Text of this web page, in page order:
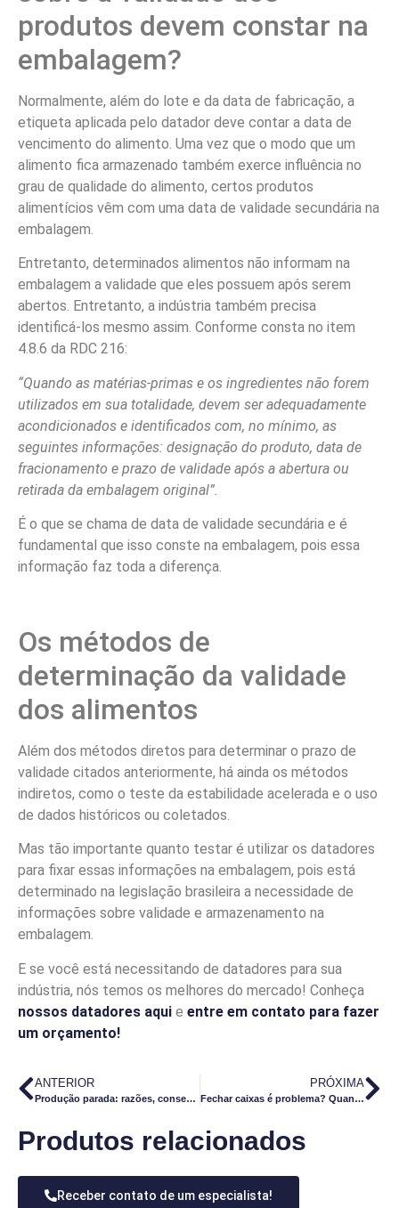
produtos devem constar na
embalagem?
Normalmente, além do lote e da data de fabricação, a
etiqueta aplicada pelo datador deve contar a data de
vencimento do alimento. Uma vez que o modo que um
alimento fica armazenado também exerce influência no
grau de qualidade do alimento, certos produtos
alimentícios vêm com uma data de validade secundária na
embalagem.
Entretanto, determinados alimentos não informam na
embalagem a validade que eles possuem após serem
abertos. Entretanto, a indústria também precisa
identificá-los mesmo assim. Conforme consta no item
4.8.6 da RDC 216:
“Quando as matérias-primas e os ingredientes não forem
utilizados em sua totalidade, devem ser adequadamente
acondicionados e identificados com, no mínimo, as
seguintes informações: designação do produto, data de
fracionamento e prazo de validade após a abertura ou
retirada da embalagem original”.
É o que se chama de data de validade secundária e é
fundamental que isso conste na embalagem, pois essa
informação faz toda a diferença.
Os métodos de
determinação da validade
dos alimentos
Além dos métodos diretos para determinar o prazo de
validade citados anteriormente, há ainda os métodos
indiretos, como o teste da estabilidade acelerada e o uso
de dados históricos ou coletados.
Mas tão importante quanto testar é utilizar os datadores
para fixar essas informações na embalagem, pois está
determinado na legislação brasileira a necessidade de
informações sobre validade e armazenamento na
embalagem.
E se você está necessitando de datadores para sua
indústria, nós temos os melhores do mercado! Conheça
nossos datadores aqui e entre em contato para fazer
um orçamento!
ANTERIOR
Produção parada: razões, consequências e como evitar
PRÓXIMA
Fechar caixas é problema? Quanto tempo sua empresa gasta nisso?
Produtos relacionados
Receber contato de um especialista!